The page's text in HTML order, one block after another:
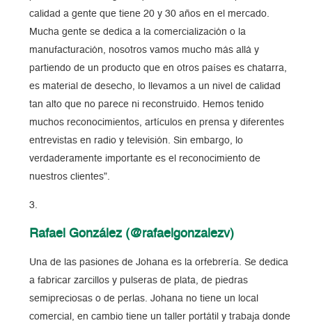
calidad a gente que tiene 20 y 30 años en el mercado.
Mucha gente se dedica a la comercialización o la
manufacturación, nosotros vamos mucho más allá y
partiendo de un producto que en otros países es chatarra,
es material de desecho, lo llevamos a un nivel de calidad
tan alto que no parece ni reconstruido. Hemos tenido
muchos reconocimientos, artículos en prensa y diferentes
entrevistas en radio y televisión. Sin embargo, lo
verdaderamente importante es el reconocimiento de
nuestros clientes”.
Rafael González (@rafaelgonzalezv)
Una de las pasiones de Johana es la orfebrería. Se dedica
a fabricar zarcillos y pulseras de plata, de piedras
semipreciosas o de perlas. Johana no tiene un local
comercial, en cambio tiene un taller portátil y trabaja donde